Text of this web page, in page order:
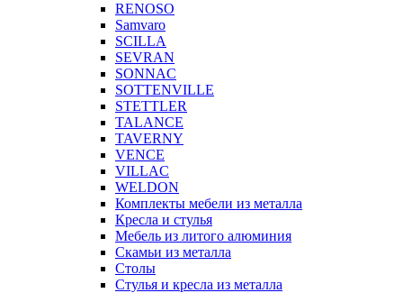
RENOSO
Samvaro
SCILLA
SEVRAN
SONNAC
SOTTENVILLE
STETTLER
TALANCE
TAVERNY
VENCE
VILLAC
WELDON
Комплекты мебели из металла
Кресла и стулья
Мебель из литого алюминия
Скамьи из металла
Столы
Стулья и кресла из металла